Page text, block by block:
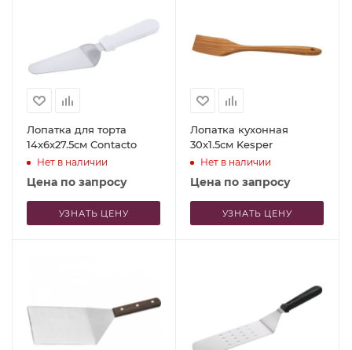
Лопатка для торта
14x6x27.5см Contacto
Нет в наличии
Цена по запросу
УЗНАТЬ ЦЕНУ
Лопатка кухонная
30x1.5см Kesper
Нет в наличии
Цена по запросу
УЗНАТЬ ЦЕНУ